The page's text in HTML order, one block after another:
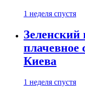
1 неделя спустя
Зеленский
плачевное
Киева
1 неделя спустя